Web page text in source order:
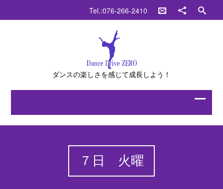
Tel.:076-266-2410
ダンスの楽しさを感じて成長しよう！
７日 火曜